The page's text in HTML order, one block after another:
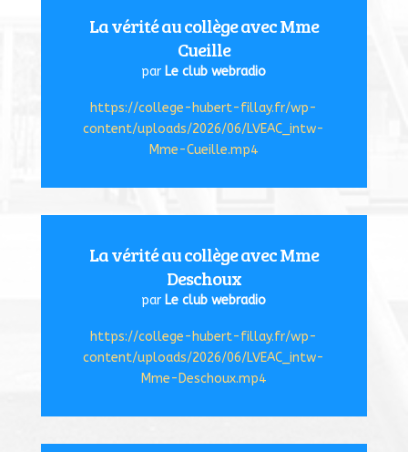
La vérité au collège avec Mme
Cueille
par Le club webradio
https://college-hubert-fillay.fr/wp-
content/uploads/2026/06/LVEAC_intw-
Mme-Cueille.mp4
La vérité au collège avec Mme
Deschoux
par Le club webradio
https://college-hubert-fillay.fr/wp-
content/uploads/2026/06/LVEAC_intw-
Mme-Deschoux.mp4